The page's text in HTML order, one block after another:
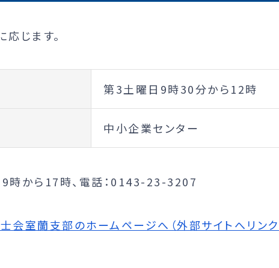
じます。
第3土曜日9時30分から12時
中小企業センター
時から17時、電話：0143-23-3207
会室蘭支部のホームページへ（外部サイトへリンク